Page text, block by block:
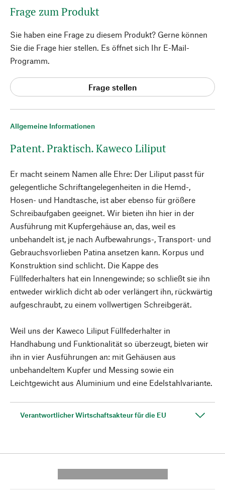
Allgemeine Informationen
Patent. Praktisch. Kaweco Liliput
Er macht seinem Namen alle Ehre: Der Liliput passt für
gelegentliche Schriftangelegenheiten in die Hemd-,
Hosen- und Handtasche, ist aber ebenso für größere
Schreibaufgaben geeignet. Wir bieten ihn hier in der
Ausführung mit Kupfergehäuse an, das, weil es
unbehandelt ist, je nach Aufbewahrungs-, Transport- und
Gebrauchsvorlieben Patina ansetzen kann. Korpus und
Konstruktion sind schlicht. Die Kappe des
Füllfederhalters hat ein Innengewinde; so schließt sie ihn
entweder wirklich dicht ab oder verlängert ihn, rückwärtig
aufgeschraubt, zu einem vollwertigen Schreibgerät.
Weil uns der Kaweco Liliput Füllfederhalter in
Handhabung und Funktionalität so überzeugt, bieten wir
ihn in vier Ausführungen an: mit Gehäusen aus
unbehandeltem Kupfer und Messing sowie ein
Leichtgewicht aus Aluminium und eine Edelstahlvariante.
Verantwortlicher Wirtschaftsakteur für die EU
Frage zum Produkt
Sie haben eine Frage zu diesem Produkt? Gerne können
Sie die Frage hier stellen. Es öffnet sich Ihr E-Mail-
Programm.
Frage stellen